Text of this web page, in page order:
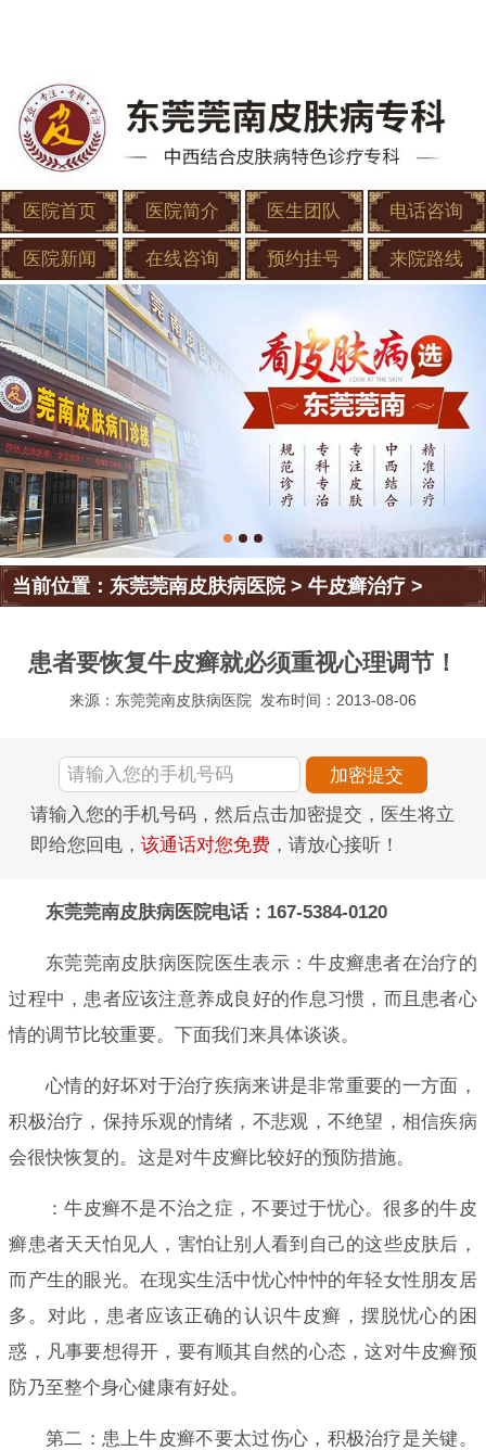
医院首页 医院简介 医生团队 电话咨询
医院新闻 在线咨询 预约挂号 来院路线
当前位置：东莞莞南皮肤病医院>牛皮癣治疗 >
患者要恢复牛皮癣就必须重视心理调节！
来源：东莞莞南皮肤病医院 发布时间：2013-08-06
请输入您的手机号码，然后点击加密提交，医生将立
即给您回电， 该通话对您免费 ，请放心接听！
东莞莞南皮肤病医院电话：167-5384-0120
东莞莞南皮肤病医院医生表示：牛皮癣患者在治疗的
过程中，患者应该注意养成良好的作息习惯，而且患者心
情的调节比较重要。下面我们来具体谈谈。
心情的好坏对于治疗疾病来讲是非常重要的一方面，
积极治疗，保持乐观的情绪，不悲观，不绝望，相信疾病
会很快恢复的。这是对牛皮癣比较好的预防措施。
：牛皮癣不是不治之症，不要过于忧心。很多的牛皮
癣患者天天怕见人，害怕让别人看到自己的这些皮肤后，
而产生的眼光。在现实生活中忧心忡忡的年轻女性朋友居
多。对此，患者应该正确的认识牛皮癣，摆脱忧心的困
惑，凡事要想得开，要有顺其自然的心态，这对牛皮癣预
防乃至整个身心健康有好处。
第二：患上牛皮癣不要太过伤心，积极治疗是关键。